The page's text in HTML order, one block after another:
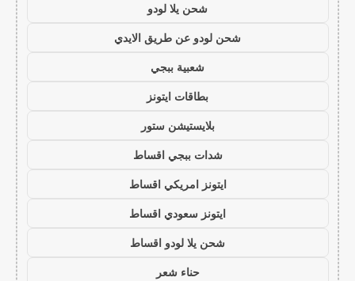
شحن يلا لودو
شحن لودو عن طريق الايدي
شعبية ببجي
بطاقات ايتونز
بلايستيشن ستور
شدات ببجي اقساط
ايتونز امريكي اقساط
ايتونز سعودي اقساط
شحن يلا لودو اقساط
حناء شعر